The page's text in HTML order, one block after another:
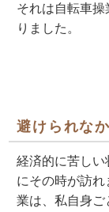
それは自転車
りました。
避けられな
経済的に苦し
にその時が訪
業は、私自身